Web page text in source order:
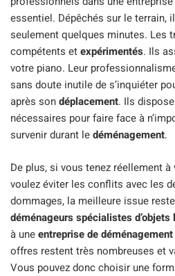
essentiel. Dépêchés sur le terrain,
seulement quelques minutes. Les
compétents etexpérimentés. Ils
votre piano. Leur
sans doute inutile de s’inquiéter
après sondéplacement. Ils
nécessaires pour faire face à
survenir durant ledéménagement.
De plus, si vous tenez réellement
voulez éviter les conflits avec les
dommages, la meilleure issue
déménageurs spécialistes d’objets
à uneentreprise de déménagement
offres restent très nombreuses et
Vous pouvez donc choisir une